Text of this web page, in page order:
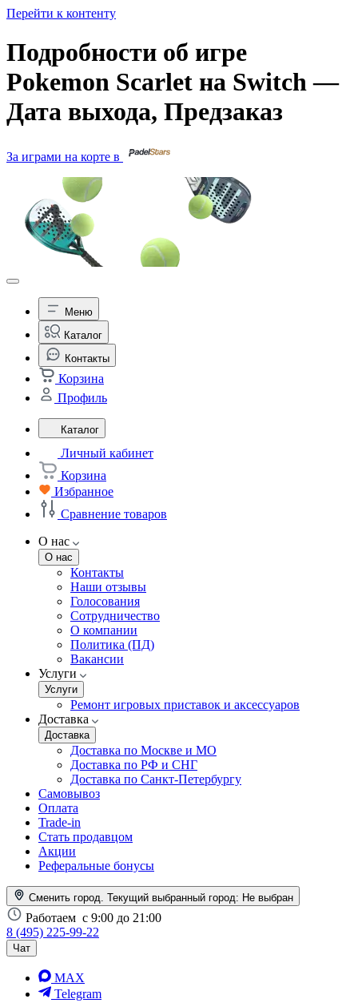
Перейти к контенту
Подробности об игре
Pokemon Scarlet на Switch —
Дата выхода, Предзаказ
За играми на корте в
Меню
Каталог
Контакты
Корзина
Профиль
Каталог
Личный кабинет
Корзина
Избранное
Сравнение товаров
О нас
О нас
Контакты
Наши отзывы
Голосования
Сотрудничество
О компании
Политика (ПД)
Вакансии
Услуги
Услуги
Ремонт игровых приставок и аксессуаров
Доставка
Доставка
Доставка по Москве и МО
Доставка по РФ и СНГ
Доставка по Санкт-Петербургу
Самовывоз
Оплата
Trade-in
Стать продавцом
Акции
Реферальные бонусы
Сменить город. Текущий выбранный город: Не выбран
Работаем с 9:00 до 21:00
8 (495) 225-99-22
Чат
MAX
Telegram